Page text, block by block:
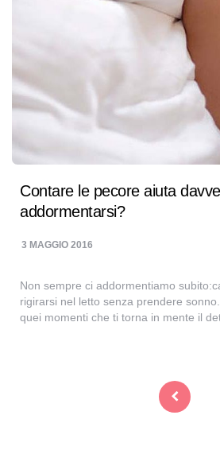
Contare le pecore aiuta
addormentarsi?
3 MAGGIO 2016
Non sempre ci addormentiamo
rigirarsi nel letto senza prendere
quei momenti che ti torna in mente il